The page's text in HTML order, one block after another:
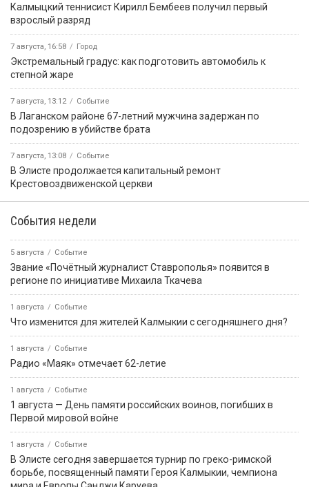
Калмыцкий теннисист Кирилл Бембеев получил первый
взрослый разряд
7 августа, 16:58 Город
Экстремальный градус: как подготовить автомобиль к
степной жаре
7 августа, 13:12 Событие
В Лаганском районе 67-летний мужчина задержан по
подозрению в убийстве брата
7 августа, 13:08 Событие
В Элисте продолжается капитальный ремонт
Крестовоздвиженской церкви
События недели
5 августа Событие
Звание «Почётный журналист Ставрополья» появится в
регионе по инициативе Михаила Ткачева
1 августа Событие
Что изменится для жителей Калмыкии с сегодняшнего дня?
1 августа Событие
Радио «Маяк» отмечает 62-летие
1 августа Событие
1 августа — День памяти российских воинов, погибших в
Первой мировой войне
1 августа Событие
В Элисте сегодня завершается турнир по греко-римской
борьбе, посвященный памяти Героя Калмыкии, чемпиона